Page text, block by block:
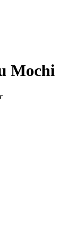
Mochi